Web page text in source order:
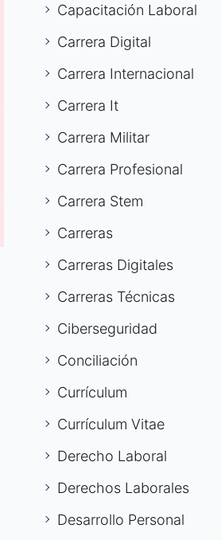
Capacitación Laboral
Carrera Digital
Carrera Internacional
Carrera It
Carrera Militar
Carrera Profesional
Carrera Stem
Carreras
Carreras Digitales
Carreras Técnicas
Ciberseguridad
Conciliación
Currículum
Currículum Vitae
Derecho Laboral
Derechos Laborales
Desarrollo Personal